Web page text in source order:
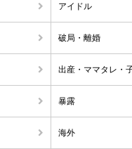
アイドル
破局・離婚
出産・ママタレ・
暴露
海外